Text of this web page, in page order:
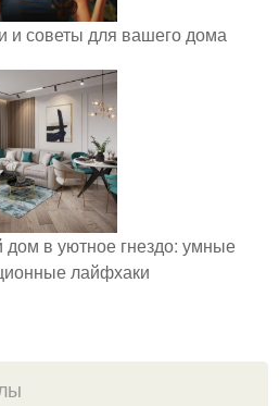
и советы для вашего дома
дом в уютное гнездо: умные
лайфхаки